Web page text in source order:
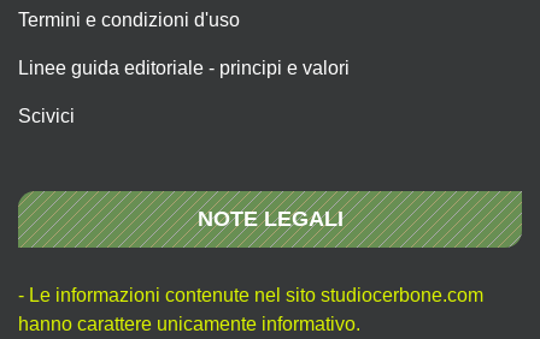
Termini e condizioni d'uso
Linee guida editoriale - principi e valori
Scivici
NOTE LEGALI
- Le informazioni contenute nel sito studiocerbone.com
hanno carattere unicamente informativo.